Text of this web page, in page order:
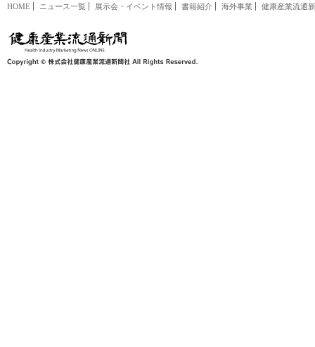
HOME ニュース一覧 展示会・イベント情報 書籍紹介 海外事業 健康産業流通